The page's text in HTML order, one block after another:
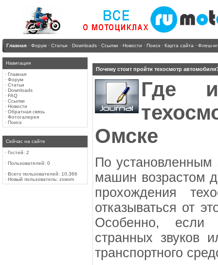
Главная · Форум · Статьи · Downloads · Ссылки · Новости · Поиск · Карта сайта · Флеш-
Навигация
· Главная
· Форум
· Статьи
· Downloads
· FAQ
· Ссылки
· Новости
· Обратная связь
· Фотогалерея
· Поиск
Сейчас на сайте
· Гостей: 2
· Пользователей: 0
· Всего пользователей: 10,366
· Новый пользователь: zxwvm
Почему стоит пройти техосмотр
Где
Омске
По установленным
машин возрастом
прохождения
отказываться от
Особенно, если
странных звуков
транспортного